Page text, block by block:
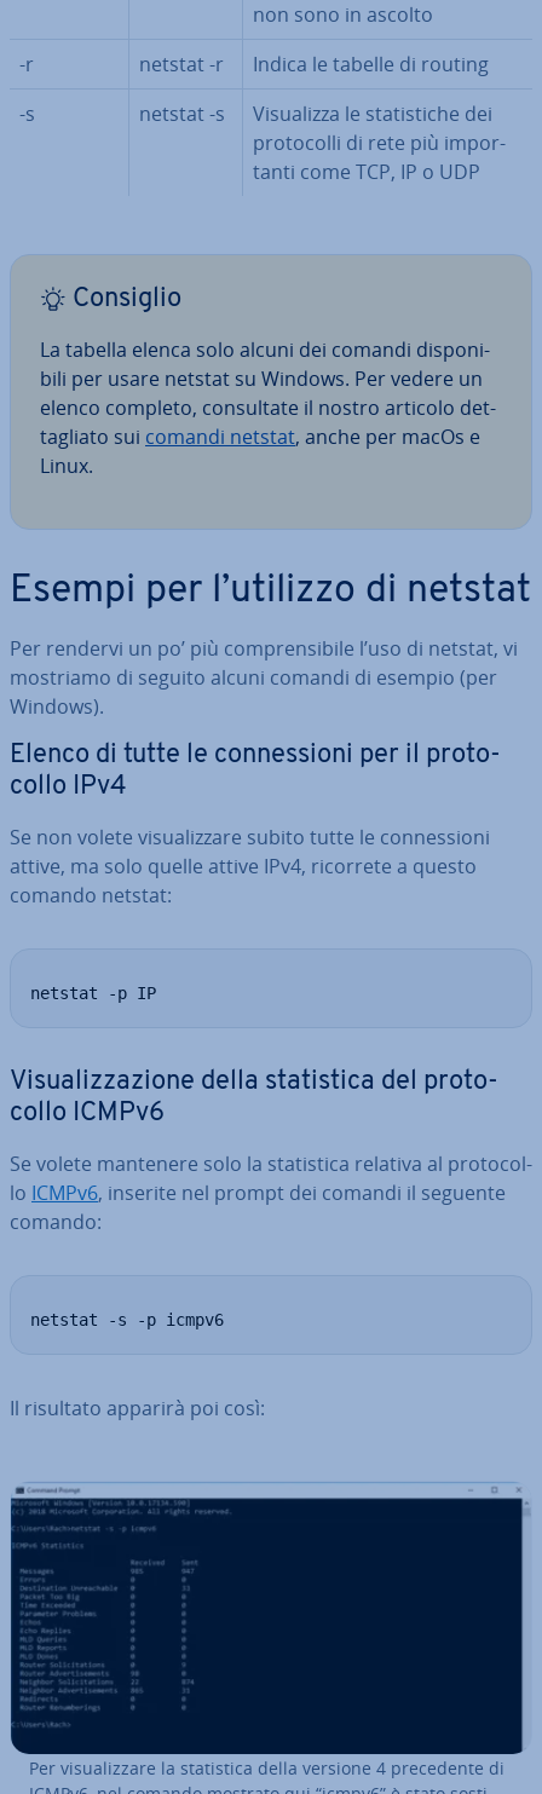
non sono in ascolto
-r
netstat -r
Indica le tabelle di routing
-s
netstat -s
Vi­sua­liz­za le sta­ti­sti­che dei
pro­to­col­li di rete più im­por­
tan­ti come TCP, IP o UDP
Consiglio
La tabella elenca solo alcuni dei comandi di­spo­ni­
bi­li per usare netstat su Windows. Per vedere un
elenco completo, con­sul­ta­te il nostro articolo det­
ta­glia­to sui comandi netstat, anche per macOs e
Linux.
Esempi per l’utilizzo di netstat
Per rendervi un po’ più com­pren­si­bi­le l’uso di netstat, vi
mostriamo di seguito alcuni comandi di esempio (per
Windows).
Elenco di tutte le con­nes­sio­ni per il pro­to­
col­lo IPv4
Se non volete vi­sua­liz­za­re subito tutte le con­nes­sio­ni
attive, ma solo quelle attive IPv4, ricorrete a questo
comando netstat:
netstat -p IP
Vi­sua­liz­za­zio­ne della sta­ti­sti­ca del pro­to­
col­lo ICMPv6
Se volete mantenere solo la sta­ti­sti­ca relativa al pro­to­col­
lo ICMPv6, inserite nel prompt dei comandi il seguente
comando:
netstat -s -p icmpv6
Il risultato apparirà poi così:
Per vi­sua­liz­za­re la sta­ti­sti­ca della versione 4 pre­ce­den­te di